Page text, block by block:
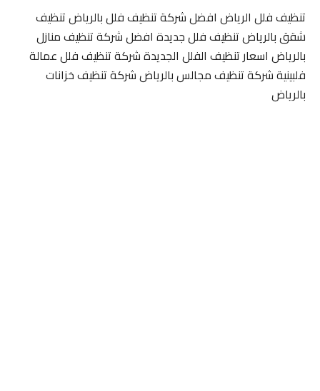
تنظيف فلل الرياض افضل شركة تنظيف فلل بالرياض تنظيف
شقق بالرياض تنظيف فلل جديدة افضل شركة تنظيف منازل
بالرياض اسعار تنظيف الفلل الجديدة شركة تنظيف فلل عمالة
فلبينية شركة تنظيف مجالس بالرياض شركة تنظيف خزانات
بالرياض